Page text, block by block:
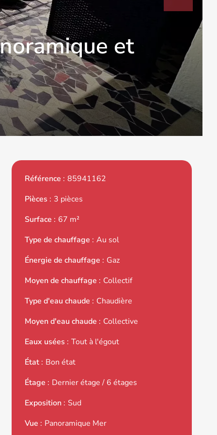
et
Référence
85941162
Pièces
3 pièces
Surface
67 m²
Type de chauffage
Au sol
Énergie de chauffage
Gaz
Moyen de chauffage
Collectif
Type d'eau chaude
Chaudière
Moyen d'eau chaude
Collective
Eaux usées
Tout à l'égout
État
Bon état
Étage
Dernier étage / 6 étages
Exposition
Sud
Vue
Panoramique Mer